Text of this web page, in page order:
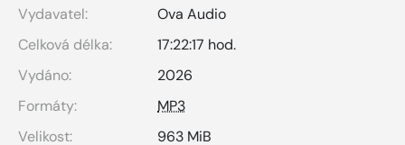
Vydavatel:
Ova Audio
Celková délka:
17:22:17 hod.
Vydáno:
2026
Formáty:
MP3
Velikost:
963 MiB